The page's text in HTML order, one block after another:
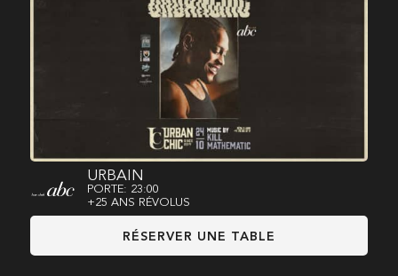
URBAIN
PORTE: 23:00
+25 ANS RÉVOLUS
RÉSERVER UNE TABLE